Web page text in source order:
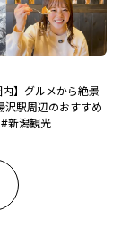
内】グルメから絶景
駅周辺のおすすめ
新潟観光